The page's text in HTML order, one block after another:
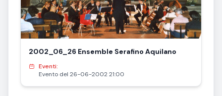
2002_06_26 Ensemble Serafino Aquilano
Eventi:
Evento del 26-06-2002 21:00